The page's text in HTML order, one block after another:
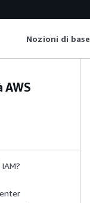
Nozioni di base